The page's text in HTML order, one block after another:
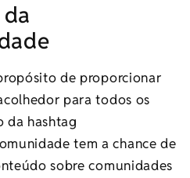
de proporcionar
para todos os
da hashtag
tem a chance de
sobre comunidades